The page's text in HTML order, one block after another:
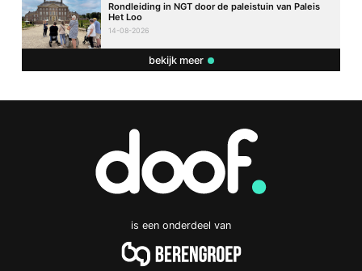
Rondleiding in NGT door de paleistuin van Paleis
Het Loo
14-08-2026
bekijk meer
is een onderdeel van